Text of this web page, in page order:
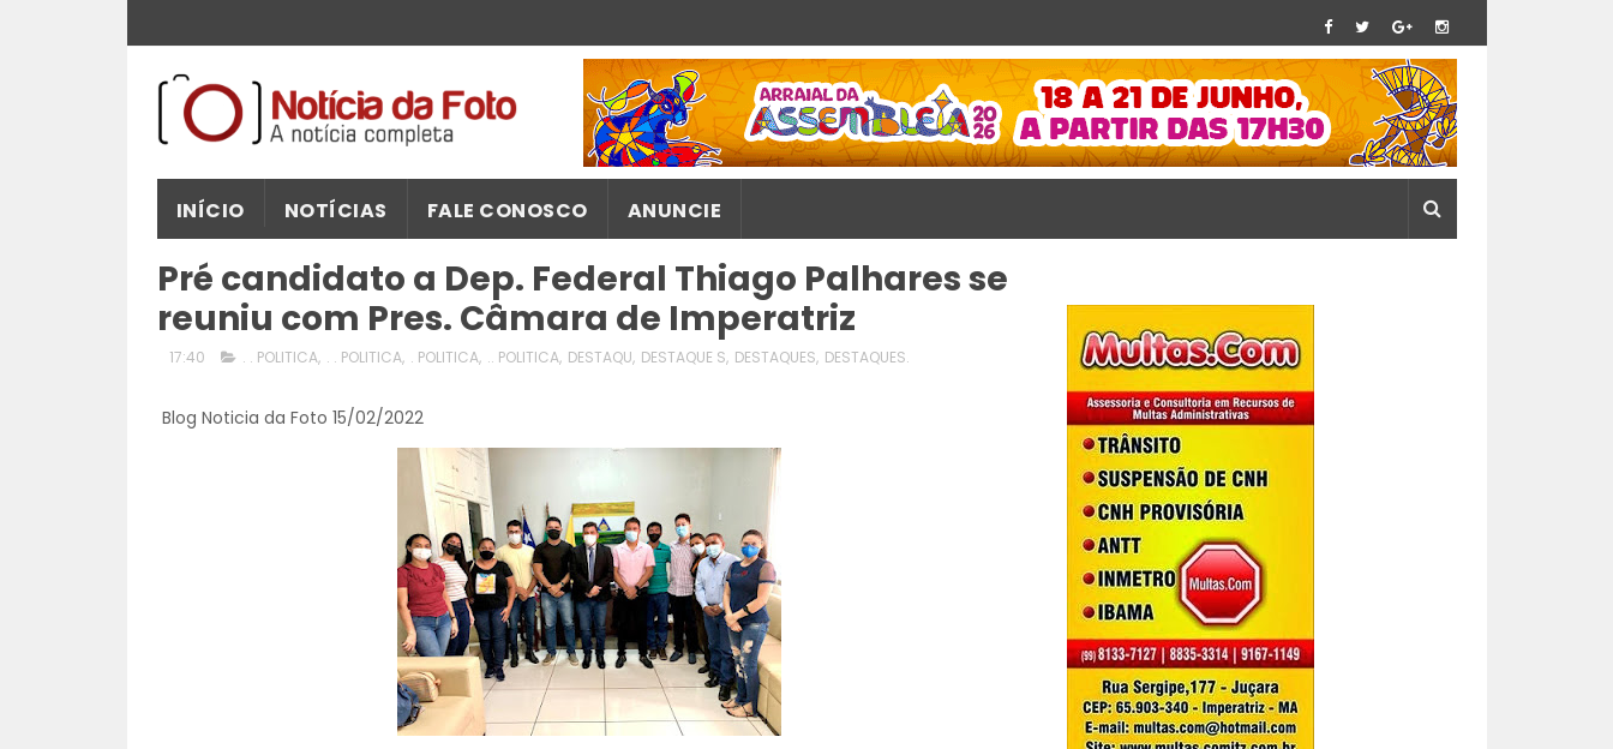
INÍCIO NOTÍCIAS FALE CONOSCO ANUNCIE
Pré candidato a Dep. Federal Thiago Palhares se
reuniu com Pres. Câmara de Imperatriz
17:40 . . POLITICA, . . POLITICA, . POLITICA, .. POLITICA, DESTAQU, DESTAQUE S, DESTAQUES, DESTAQUES.
Blog Noticia da Foto 15/02/2022